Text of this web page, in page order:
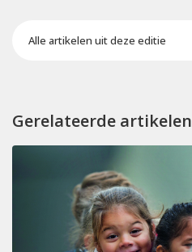
Alle artikelen uit deze editie
Gerelateerde artikelen